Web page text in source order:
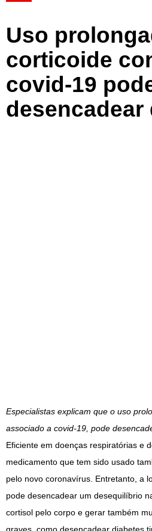
Uso
corticoide
covid-19
desencadear
Especialistas explicam que o uso
associado a covid-19, pode
Eficiente em doenças respiratórias e
medicamento que tem sido usado
pelo novo coronavírus. Entretanto, a
pode desencadear um desequilíbrio
cortisol pelo corpo e gerar também